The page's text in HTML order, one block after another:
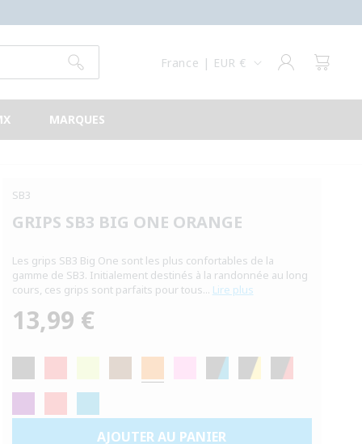
/
É
G
O
France | EUR € Connexion Panier
MARQUES
SB3
GRIPS SB3 BIG ONE ORANGE
Les grips SB3 Big One sont les plus confortables de la
gamme de SB3. Initialement destinés à la randonnée au long
cours, ces grips sont parfaits pour tous... Lire plus
Prix
habituel
13,99 €
AJOUTER AU PANIER